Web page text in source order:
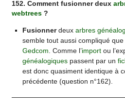
152. Comment fusionner deux
webtrees ?
Fusionnerdeux arbres
semble tout aussi compliqué que
Gedcom . Comme l’importou
généalogiquespassent par un
est donc quasiment identique à
précédente (question n°162).